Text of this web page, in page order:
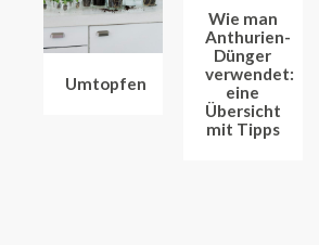
Umtopfen
Wie man
Anthurien-
Dünger
verwendet:
eine
Übersicht
mit Tipps